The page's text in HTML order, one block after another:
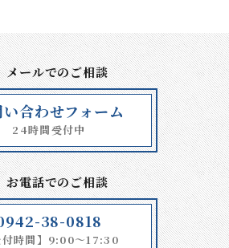
メールでのご相談
合わせフォーム
24時間受付中
お電話でのご相談
38-0818
付時間】9:00～17:30